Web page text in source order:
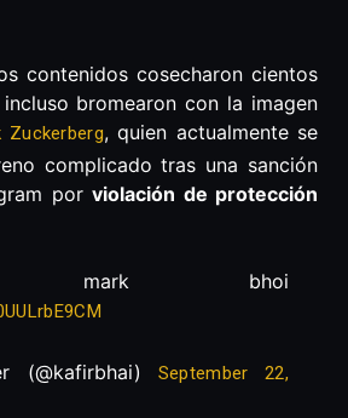
contenidos cosecharon cientos
bromearon con la imagen
Zuckerberg, quien actualmente se
complicado tras una sanción
por violación de protección
mark bhoi
(@kafirbhai) September 22,